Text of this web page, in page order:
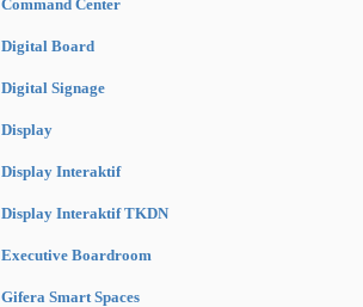
Command Center
Digital Board
Digital Signage
Display
Display Interaktif
Display Interaktif TKDN
Executive Boardroom
Gifera Smart Spaces